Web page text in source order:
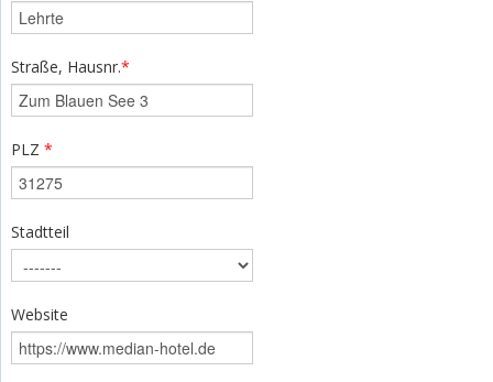
Straße, Hausnr.*
PLZ *
Stadtteil
Website